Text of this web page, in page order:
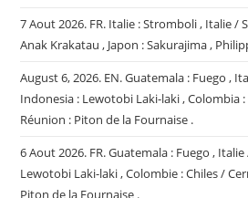
7 Aout 2026. FR. Italie : Stromboli , Italie /
Anak Krakatau , Japon : Sakurajima ,
August 6, 2026. EN. Guatemala : Fuego ,
Indonesia : Lewotobi Laki-laki , Colombia
Réunion : Piton de la Fournaise .
6 Aout 2026. FR. Guatemala : Fuego ,
Lewotobi Laki-laki , Colombie : Chiles /
Piton de la Fournaise .